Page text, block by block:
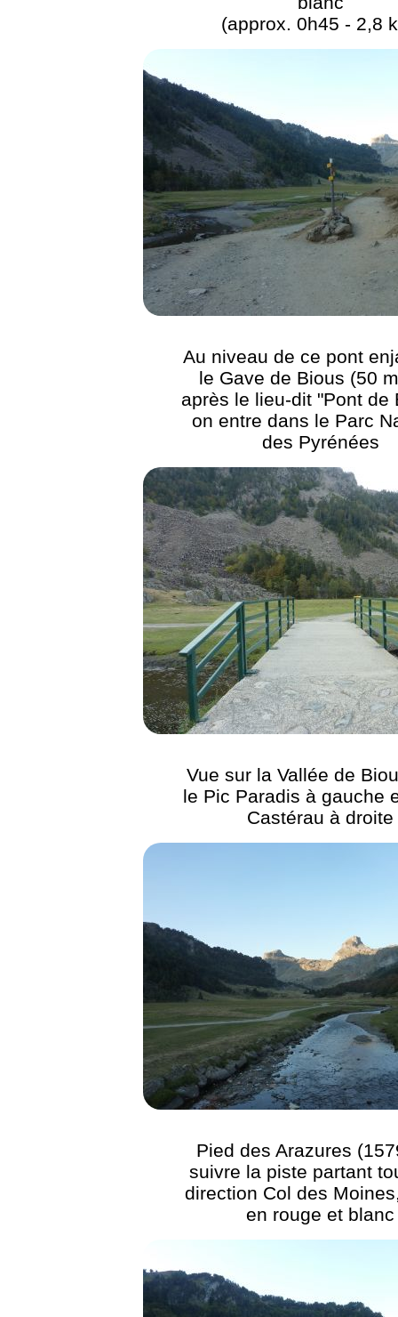
(approx. 0h45 - 2,8
Au niveau de ce pont
le Gave de Bious (50
après le lieu-dit "Pont de
on entre dans le Parc
des Pyrénées
Vue sur la Vallée de
le Pic Paradis à gauche
Castérau à droite
Pied des Arazures
suivre la piste partant
direction Col des
en rouge et blanc